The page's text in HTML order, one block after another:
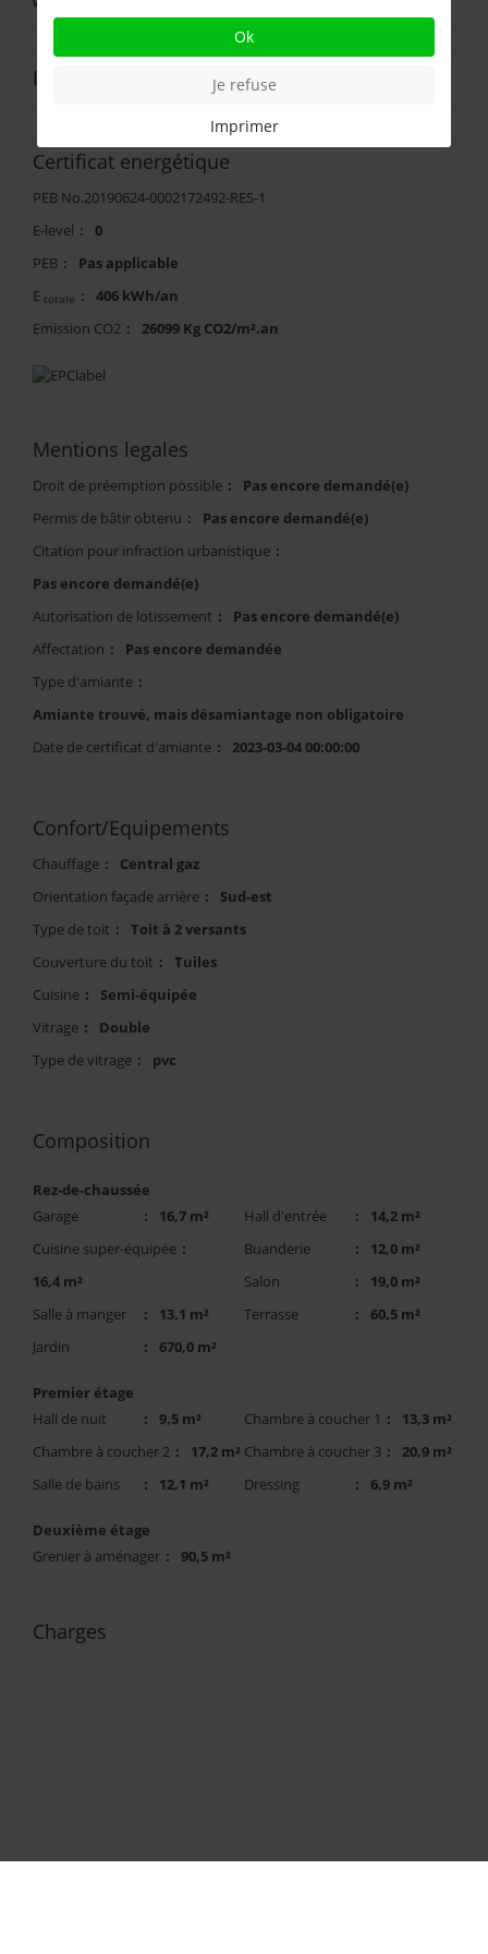
Informations financières
Certificat energétique
PEB No.20190624-0002172492-RES-1
E-level :
0
PEB :
Pas applicable
E totale :
406 kWh/an
Emission CO2 : 26099 Kg CO2/m².an
Mentions legales
Droit de préemption possible :
Pas encore demandé(e)
Permis de bâtir obtenu :
Pas encore demandé(e)
Citation pour infraction urbanistique :
Pas encore demandé(e)
Autorisation de lotissement :
Pas encore demandé(e)
Affectation :
Pas encore demandée
Type d'amiante :
Amiante trouvé, mais désamiantage non obligatoire
Date de certificat d'amiante : 2023-03-04 00:00:00
Confort/Equipements
Chauffage :
Central gaz
Orientation façade arrière :
Sud-est
Type de toit :
Toit à 2 versants
Couverture du toit :
Tuiles
Cuisine :
Semi-équipée
Vitrage :
Double
Type de vitrage : pvc
Composition
Rez-de-chaussée
Garage
: 16,7 m² Hall d'entrée :
14,2 m²
Cuisine super-équipée :
16,4 m²
Buanderie :
12,0 m²
Salon
:
19,0 m²
Salle à manger
: 13,1 m² Terrasse :
60,5 m²
Jardin
: 670,0 m²
Premier étage
Hall de nuit
: 9,5 m² Chambre à coucher 1 :
13,3 m²
Chambre à coucher 2 : 17,2 m² Chambre à coucher 3 :
20,9 m²
Salle de bains
: 12,1 m² Dressing : 6,9 m²
Deuxième étage
Grenier à aménager : 90,5 m²
Charges
Ok
Je refuse
Imprimer